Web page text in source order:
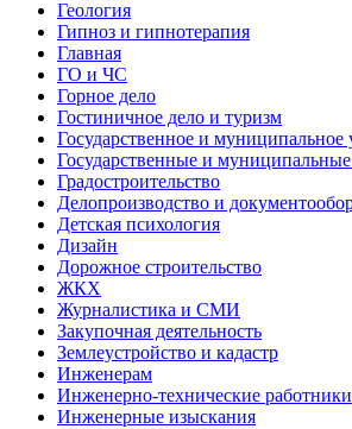
Геология
Гипноз и гипнотерапия
Главная
ГО и ЧС
Горное дело
Гостиничное дело и туризм
Государственное и муниципальное
Государственные и муниципальные
Градостроительство
Делопроизводство и
Детская психология
Дизайн
Дорожное строительство
ЖКХ
Журналистика и СМИ
Закупочная деятельность
Землеустройство и кадастр
Инженерам
Инженерно-технические работники
Инженерные изыскания